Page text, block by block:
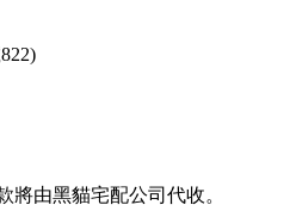
將由黑貓宅配公司代收。